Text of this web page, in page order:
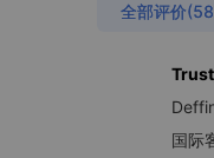
全部评价
国际